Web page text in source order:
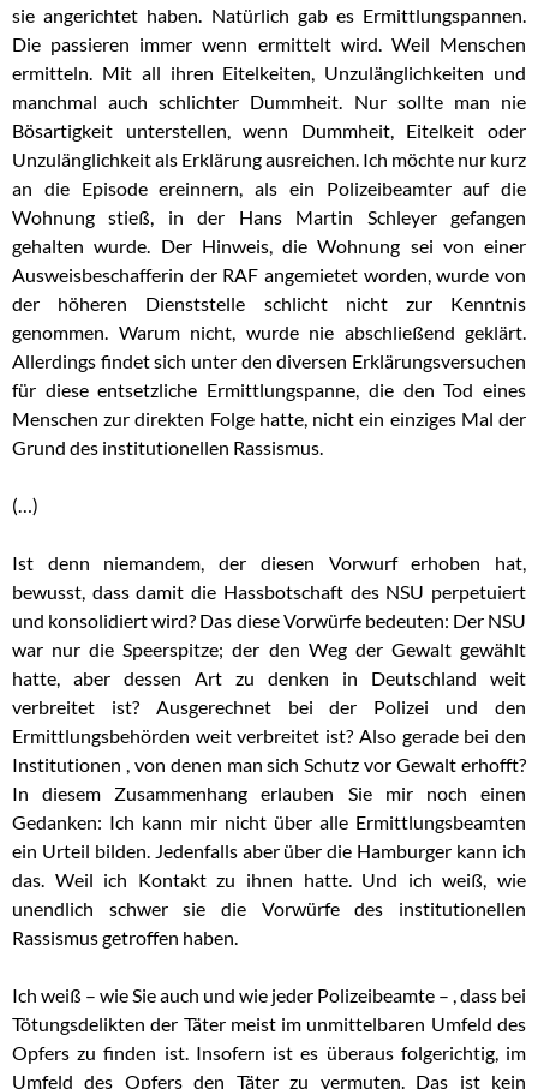
sie angerichtet haben. Natürlich gab es Ermittlungspannen.
Die passieren immer wenn ermittelt wird. Weil Menschen
ermitteln. Mit all ihren Eitelkeiten, Unzulänglichkeiten und
manchmal auch schlichter Dummheit. Nur sollte man nie
Bösartigkeit unterstellen, wenn Dummheit, Eitelkeit oder
Unzulänglichkeit als Erklärung ausreichen. Ich möchte nur kurz
an die Episode ereinnern, als ein Polizeibeamter auf die
Wohnung stieß, in der Hans Martin Schleyer gefangen
gehalten wurde. Der Hinweis, die Wohnung sei von einer
Ausweisbeschafferin der RAF angemietet worden, wurde von
der höheren Dienststelle schlicht nicht zur Kenntnis
genommen. Warum nicht, wurde nie abschließend geklärt.
Allerdings findet sich unter den diversen Erklärungsversuchen
für diese entsetzliche Ermittlungspanne, die den Tod eines
Menschen zur direkten Folge hatte, nicht ein einziges Mal der
Grund des institutionellen Rassismus.
(…)
Ist denn niemandem, der diesen Vorwurf erhoben hat,
bewusst, dass damit die Hassbotschaft des NSU perpetuiert
und konsolidiert wird? Das diese Vorwürfe bedeuten: Der NSU
war nur die Speerspitze; der den Weg der Gewalt gewählt
hatte, aber dessen Art zu denken in Deutschland weit
verbreitet ist? Ausgerechnet bei der Polizei und den
Ermittlungsbehörden weit verbreitet ist? Also gerade bei den
Institutionen , von denen man sich Schutz vor Gewalt erhofft?
In diesem Zusammenhang erlauben Sie mir noch einen
Gedanken: Ich kann mir nicht über alle Ermittlungsbeamten
ein Urteil bilden. Jedenfalls aber über die Hamburger kann ich
das. Weil ich Kontakt zu ihnen hatte. Und ich weiß, wie
unendlich schwer sie die Vorwürfe des institutionellen
Rassismus getroffen haben.
Ich weiß – wie Sie auch und wie jeder Polizeibeamte – , dass bei
Tötungsdelikten der Täter meist im unmittelbaren Umfeld des
Opfers zu finden ist. Insofern ist es überaus folgerichtig, im
Umfeld des Opfers den Täter zu vermuten. Das ist kein